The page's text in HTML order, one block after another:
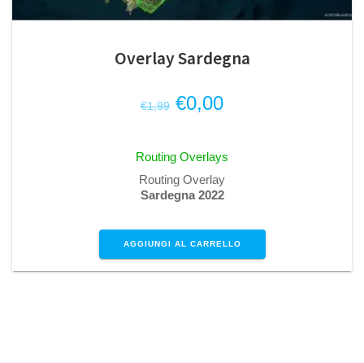
Overlay Sardegna
€1,99 Il
originale
era:
€1,99.
€0,00Il
€0,00.
Routing Overlays
Routing Overlay
Sardegna 2022
AGGIUNGI AL CARRELLO